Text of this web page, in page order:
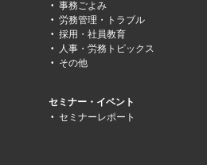
事務ごよみ
労務管理・トラブル
採用・社員教育
人事・労務トピックス
その他
セミナー・イベント
セミナーレポート